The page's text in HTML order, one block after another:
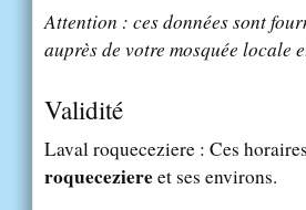
Attention : ces données sont
auprès de votre mosquée locale
Validité
Laval roqueceziere : Ces
roqueceziereet ses environs.